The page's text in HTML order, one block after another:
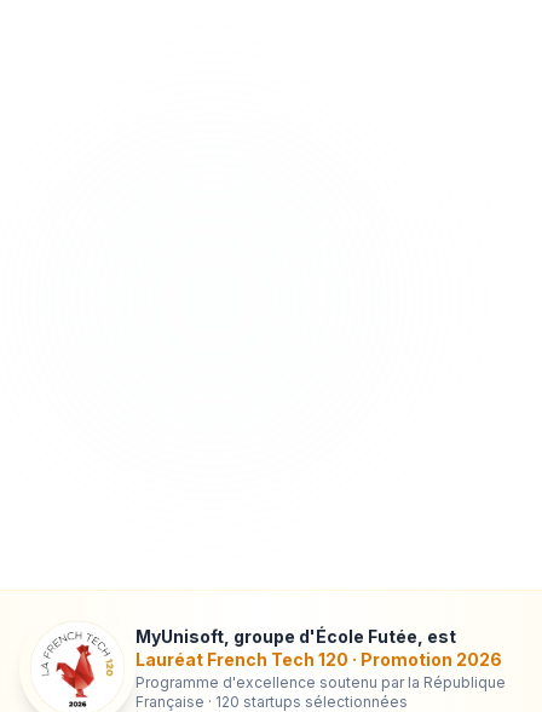
MyUnisoft, groupe d'École Futée, est
Lauréat French Tech 120 · Promotion 2026
Programme d'excellence soutenu par la République
Française · 120 startups sélectionnées